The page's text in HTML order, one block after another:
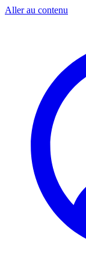
Aller au contenu